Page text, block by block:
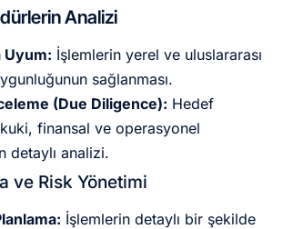
Analizi
Uyum: İşlemlerin yerel ve uluslararası
sağlanması.
(Due Diligence): Hedef
finansal ve operasyonel
detaylı analizi.
ve Risk Yönetimi
İşlemlerin detaylı bir şekilde